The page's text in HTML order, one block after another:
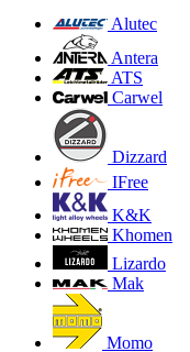
Alutec
Antera
ATS
Carwel
Dizzard
IFree
K&K
Khomen
Lizardo
Mak
Momo